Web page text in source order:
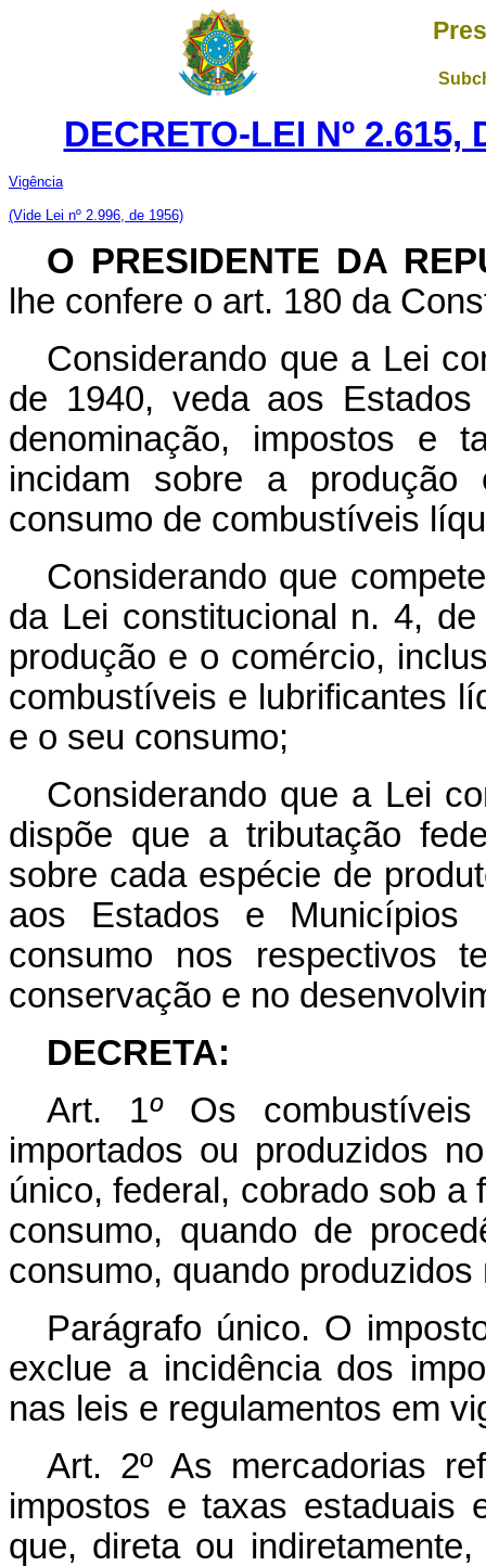
DECRETO-LEI Nº 2.615,
Vigência
(Vide Lei nº 2.996, de 1956)
O PRESIDENTE DA
lhe confere o art. 180 da
Considerando que a Lei
de 1940, veda aos
denominação, impostos e
incidam sobre a
consumo de combustíveis
Considerando que
da Lei constitucional n. 4,
produção e o comércio,
combustíveis e lubrificantes
e o seu consumo;
Considerando que a Lei
dispõe que a tributação
sobre cada espécie de
aos Estados e Municípios
consumo nos respectivos
conservação e no
DECRETA:
Art. 1º Os
importados ou produzidos
único, federal, cobrado sob a
consumo, quando de
consumo, quando produzidos
Parágrafo único. O
exclue a incidência dos
nas leis e regulamentos em
Art. 2º As mercadorias
impostos e taxas estaduais
que, direta ou